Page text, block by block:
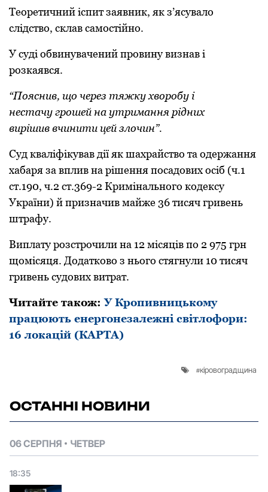
Теоретичний іспит заявник, як з’ясувало
слідство, склав самостійно.
У суді обвинувачений провину визнав і
розкаявся.
“Пояснив, що через тяжку хворобу і
нестачу грошей на утримання рідних
вирішив вчинити цей злочин”.
Суд кваліфікував дії як шахрайство та одержання
хабаря за вплив на рішення посадових осіб (ч.1
ст.190, ч.2 ст.369-2 Кримінального кодексу
України) й призначив майже 36 тисяч гривень
штрафу.
Виплату розстрочили на 12 місяців по 2 975 грн
щомісяця. Додатково з нього стягнули 10 тисяч
гривень судових витрат.
Читайте також:У Кропивницькому
працюють енергонезалежні світлофори:
16 локацій (КАРТА)
кіровоградщина
ОСТАННІ НОВИНИ
06 СЕРПНЯ ЧЕТВЕР
18:35